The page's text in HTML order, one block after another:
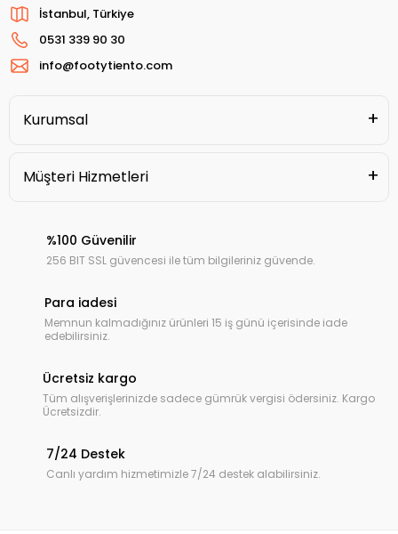
İstanbul, Türkiye
0531 339 90 30
info@footytiento.com
Kurumsal
Müşteri Hizmetleri
%100 Güvenilir
256 BIT SSL güvencesi ile tüm bilgileriniz güvende.
Para iadesi
Memnun kalmadığınız ürünleri 15 iş günü içerisinde iade
edebilirsiniz.
Ücretsiz kargo
Tüm alışverişlerinizde sadece gümrük vergisi ödersiniz. Kargo
Ücretsizdir.
7/24 Destek
Canlı yardım hizmetimizle 7/24 destek alabilirsiniz.